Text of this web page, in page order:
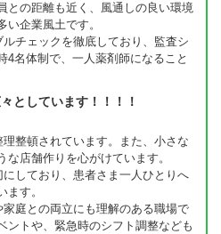
との距離も近く、風通しの良い環境
企業風土です。
チェックを徹底しており、監査シ
4名体制で、一人薬剤師になること
としています！！！！
整頓されています。また、小さな
店舗作りを心がけています。
しており、患者さま一人ひとりへ
す。
庭との両立にも理解のある職場で
ントや、緊急時のシフト調整なども